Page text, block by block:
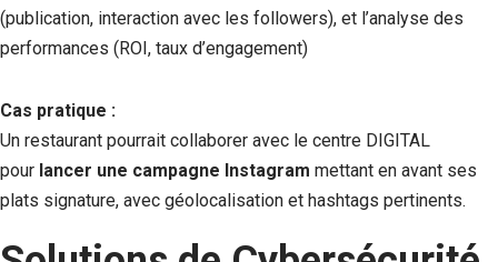
(publication, interaction avec les followers), et l’analyse des
performances (ROI, taux d’engagement)
Cas pratique :
Un restaurant pourrait collaborer avec le centre DIGITAL
pour lancer une campagne Instagram mettant en avant ses
plats signature, avec géolocalisation et hashtags pertinents.